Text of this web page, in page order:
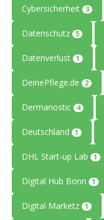
Cybersicherheit 3
Datenschutz 5
Datenverlust 1
DeinePflege.de 2
Dermanostic 4
Deutschland 1
DHL Start-up Lab 1
Digital Hub Bonn 1
Digital Marketz 1